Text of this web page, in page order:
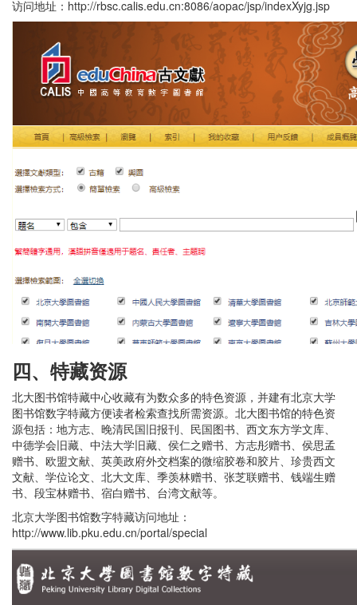
访问地址：http://rbsc.calis.edu.cn:8086/aopac/jsp/indexXyjg.jsp
四、特藏资源
北大图书馆特藏中心收藏有为数众多的特色资源，并建有北京大学
图书馆数字特藏方便读者检索查找所需资源。北大图书馆的特色资
源包括：地方志、晚清民国旧报刊、民国图书、西文东方学文库、
中德学会旧藏、中法大学旧藏、侯仁之赠书、方志彤赠书、侯思孟
赠书、欧盟文献、英美政府外交档案的微缩胶卷和胶片、珍贵西文
文献、学位论文、北大文库、季羡林赠书、张芝联赠书、钱端生赠
书、段宝林赠书、宿白赠书、台湾文献等。
北京大学图书馆数字特藏访问地址：
http://www.lib.pku.edu.cn/portal/special